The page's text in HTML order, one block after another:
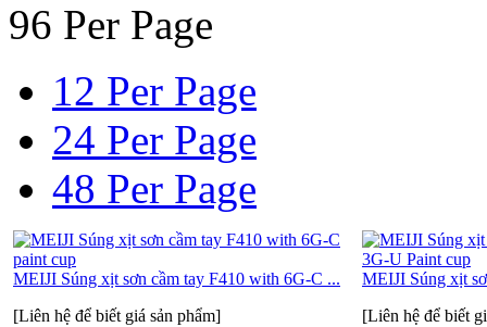
96 Per Page
12 Per Page
24 Per Page
48 Per Page
MEIJI Súng xịt sơn cầm tay F410 with 6G-C ...
[Liên hệ để biết giá sản phẩm]
MEIJI Súng xịt
[Liên hệ để biết